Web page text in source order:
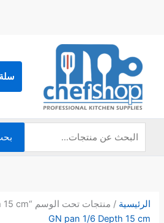
عن:
الرئيسية / منتجات تحت الوسم “GN pan 1/6 Depth 15 cm”
GN pan 1/6 Depth 15 cm